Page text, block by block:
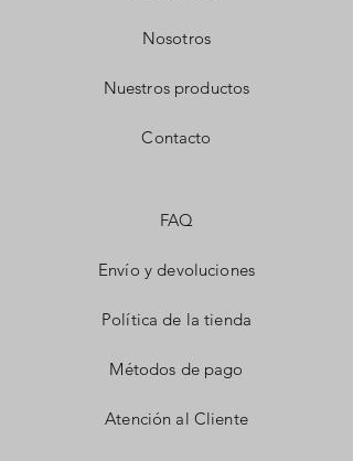
Nosotros
Nuestros productos
Contacto
FAQ
Envío y devoluciones
Política de la tienda
Métodos de pago
Atención al Cliente